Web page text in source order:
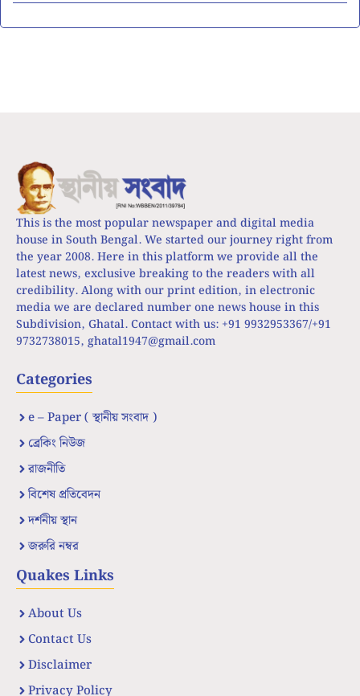
This is the most popular newspaper and digital media
house in South Bengal. We started our journey right from
the year 2008. Here in this platform we provide all the
latest news, exclusive breaking to the readers with all
credibility. Along with our print edition, in electronic
media we are declared number one news house in this
Subdivision, Ghatal. Contact with us: +91 9932953367/+91
9732738015, ghatal1947@gmail.com
Categories
e – Paper ( স্থানীয় সংবাদ )
ব্রেকিং নিউজ
রাজনীতি
বিশেষ প্রতিবেদন
দর্শনীয় স্থান
জরুরি নম্বর
Quakes Links
About Us
Contact Us
Disclaimer
Privacy Policy